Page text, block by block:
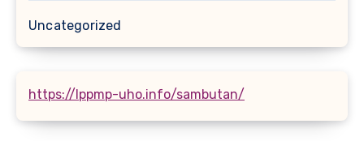
Uncategorized
https://lppmp-uho.info/sambutan/